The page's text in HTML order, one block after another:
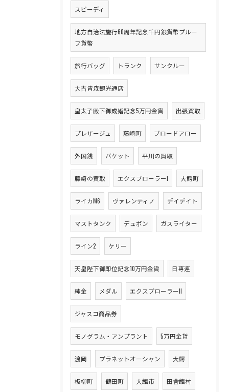
スピーディ
地方自治法施行60周年記念千円銀貨幣プルー
フ貨幣
旅行バッグ トランク サンクルー
大吉青森観光通店
皇太子殿下御成婚記念5万円金貨 出張買取
プレザージュ 藤崎町 ブロードアロー
外国銭 バケット 平川の買取
藤崎の買取 エクスプローラーI 大鰐町
ライカM6 ヴァレンティノ デイデイト
マストタンク デュポン ガスライター
ライン2 ケリー
天皇陛下御即位記念10万円金貨 日専連
純金 メダル エクスプローラーII
ジャスコ商品券
モノグラム・アンプラント 5万円金貨
浪岡 プラネットオーシャン 大鰐
板柳町 鶴田町 大館市 田舎館村